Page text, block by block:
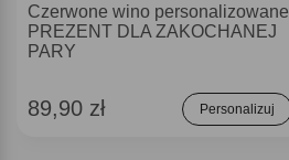
Czerwone wino personalizowane
PREZENT DLA ZAKOCHANEJ
PARY
89,90 zł Personalizuj